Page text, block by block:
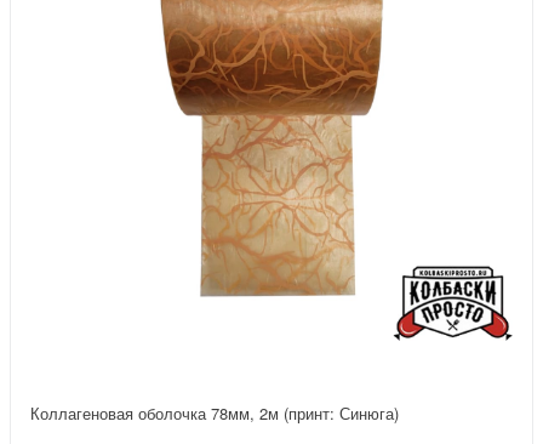
Коллагеновая оболочка 78мм, 2м (принт: Синюга)